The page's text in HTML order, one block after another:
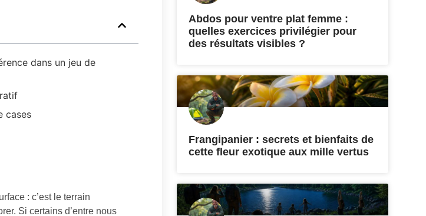
dans un jeu de
cases
: c’est le terrain
Si certains d’entre nous
Abdos pour ventre plat femme :
quelles exercices privilégier pour
des résultats visibles ?
Frangipanier : secrets et bienfaits de
cette fleur exotique aux mille vertus